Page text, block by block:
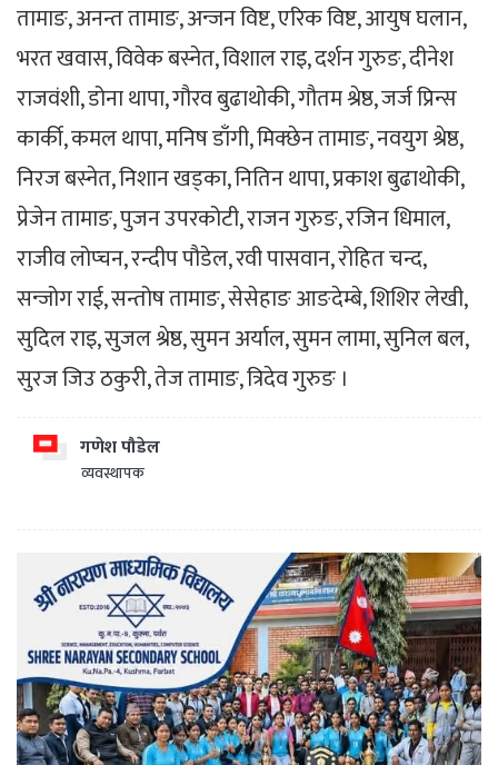
तामाङ, अनन्त तामाङ, अन्जन विष्ट, एरिक विष्ट, आयुष घलान,
भरत खवास, विवेक बस्नेत, विशाल राइ, दर्शन गुरुङ, दीनेश
राजवंशी, डोना थापा, गौरव बुढाथोकी, गौतम श्रेष्ठ, जर्ज प्रिन्स
कार्की, कमल थापा, मनिष डाँगी, मिक्छेन तामाङ, नवयुग श्रेष्ठ,
निरज बस्नेत, निशान खड्का, नितिन थापा, प्रकाश बुढाथोकी,
प्रेजेन तामाङ, पुजन उपरकोटी, राजन गुरुङ, रजिन धिमाल,
राजीव लोप्चन, रन्दीप पौडेल, रवी पासवान, रोहित चन्द,
सन्जोग राई, सन्तोष तामाङ, सेसेहाङ आङदेम्बे, शिशिर लेखी,
सुदिल राइ, सुजल श्रेष्ठ, सुमन अर्याल, सुमन लामा, सुनिल बल,
सुरज जिउ ठकुरी, तेज तामाङ, त्रिदेव गुरुङ ।
गणेश पौडेल
व्यवस्थापक